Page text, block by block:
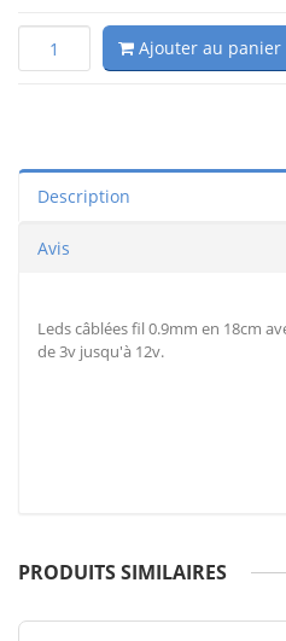
Ajouter au panier
Description
Avis
Leds câblées fil 0.9mm en 18cm
de 3v jusqu'à 12v.
PRODUITS SIMILAIRES